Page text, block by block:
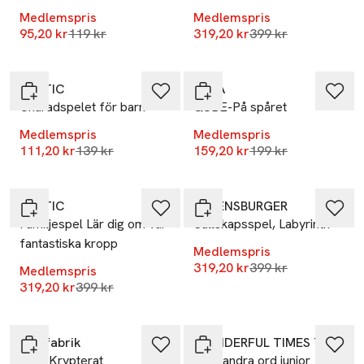
Medlemspris
95,20 krLägsta pris 30 dagar
119 kr
Medlemspris
319,20 krLägsta pris 30
399 kr
TACTIC
Charadspelet för barn
Medlemspris
111,20 krLägsta pris 30 dagar
139 kr
ALGA
QUBE-På spåret
Medlemspris
159,20 krLägsta pris 30
199 kr
TACTIC
Familjespel Lär dig om vår
fantastiska kropp
Medlemspris
319,20 krLägsta pris 30 dagar
399 kr
RAVENSBURGER
Sällskapsspel, Labyrinth
Medlemspris
319,20 krLägsta pris 30
399 kr
Spelfabrik
WONDERFUL TIMES TOYS & GAMES